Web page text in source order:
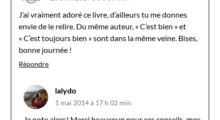
J’ai vraiment adoré ce livre, d’ailleurs tu me donnes
envie de le relire. Du même auteur, « C’est bien » et
« C’est toujours bien » sont dans la même veine. Bises,
bonne journée !
Répondre
lalydo
1 mai 2014 à 17 h 02 min